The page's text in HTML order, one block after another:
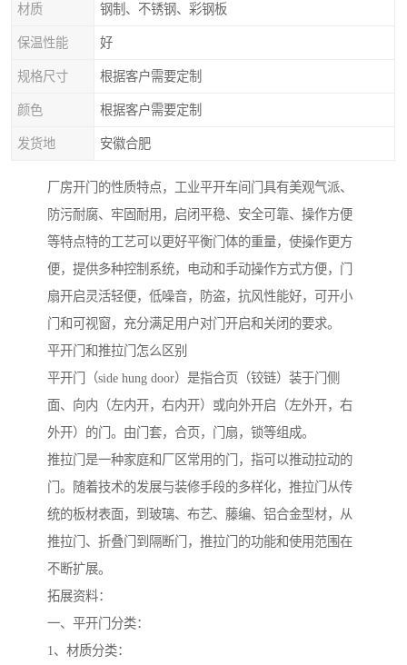
材质 钢制、不锈钢、彩钢板
保温性能 好
规格尺寸 根据客户需要定制
颜色 根据客户需要定制
发货地 安徽合肥
厂房开门的性质特点，工业平开车间门具有美观气派、
防污耐腐、牢固耐用，启闭平稳、安全可靠、操作方便
等特点特的工艺可以更好平衡门体的重量，使操作更方
便，提供多种控制系统，电动和手动操作方式方便，门
扇开启灵活轻便，低噪音，防盗，抗风性能好，可开小
门和可视窗，充分满足用户对门开启和关闭的要求。
平开门和推拉门怎么区别
平开门（side hung door）是指合页（铰链）装于门侧
面、向内（左内开，右内开）或向外开启（左外开，右
外开）的门。由门套，合页，门扇，锁等组成。
推拉门是一种家庭和厂区常用的门，指可以推动拉动的
门。随着技术的发展与装修手段的多样化，推拉门从传
统的板材表面，到玻璃、布艺、藤编、铝合金型材，从
推拉门、折叠门到隔断门，推拉门的功能和使用范围在
不断扩展。
拓展资料：
一、平开门分类：
1、材质分类：